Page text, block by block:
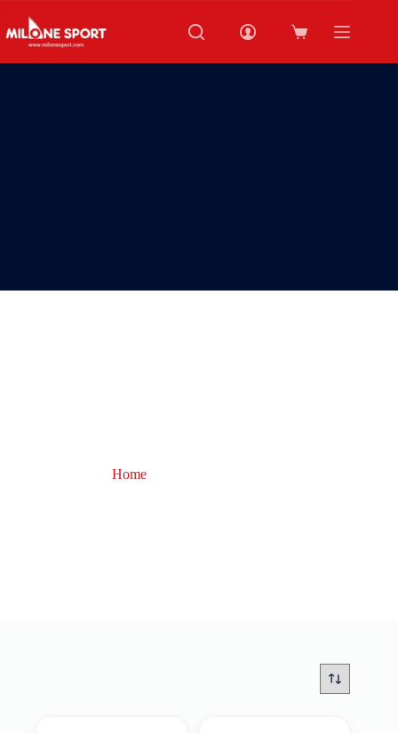
Home